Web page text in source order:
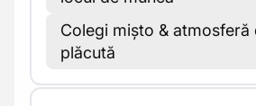
Colegi mișto & atmosferă
plăcută